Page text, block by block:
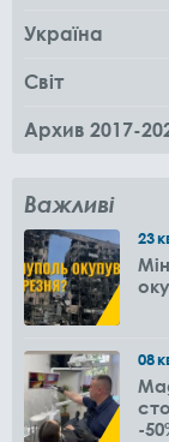
Україна
Світ
Архив 2017-
Важливі
23
08
-